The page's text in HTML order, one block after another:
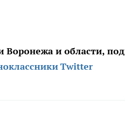
Воронежа и области,
Twitter